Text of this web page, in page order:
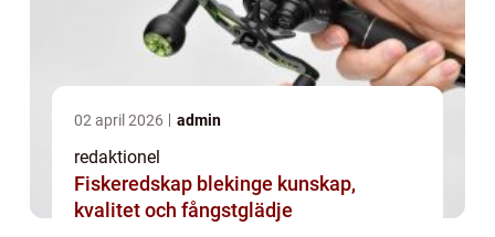
02 april 2026 admin
redaktionel
Fiskeredskap blekinge kunskap,
kvalitet och fångstglädje